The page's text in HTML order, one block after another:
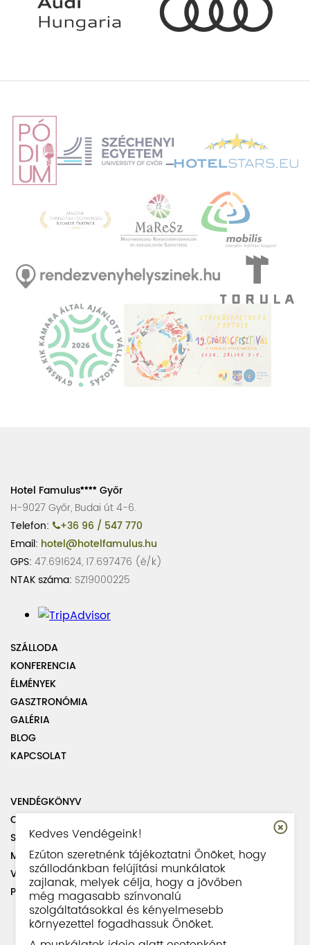
Hotel Famulus
Győr
H-9027 Győr, Budai út 4-6.
Telefon:
+36 96 / 547 770
Email: hotel@hotelfamulus.hu
GPS: 47.691624, 17.697476 (é/k)
NTAK száma: SZ19000225
SZÁLLODA
KONFERENCIA
ÉLMÉNYEK
GASZTRONÓMIA
GALÉRIA
BLOG
KAPCSOLAT
VENDÉGKÖNYV
OLDALTÉRKÉP
SZABÁLYZATOK
MUNKATÁRSAINK
VISSZAÉLÉS BEJELENTÉSI SZABÁLYZAT
PARKOLÁS INFORMÁCIÓ
Kedves Vendégeink!
Ezúton szeretnénk tájékoztatni Önöket, hogy
szállodánkban felújítási munkálatok
zajlanak, melyek célja, hogy a jövőben
még magasabb színvonalú
szolgáltatásokkal és kényelmesebb
környezettel fogadhassuk Önöket.